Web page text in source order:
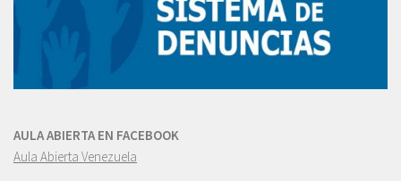
AULA ABIERTA EN FACEBOOK
Aula Abierta Venezuela